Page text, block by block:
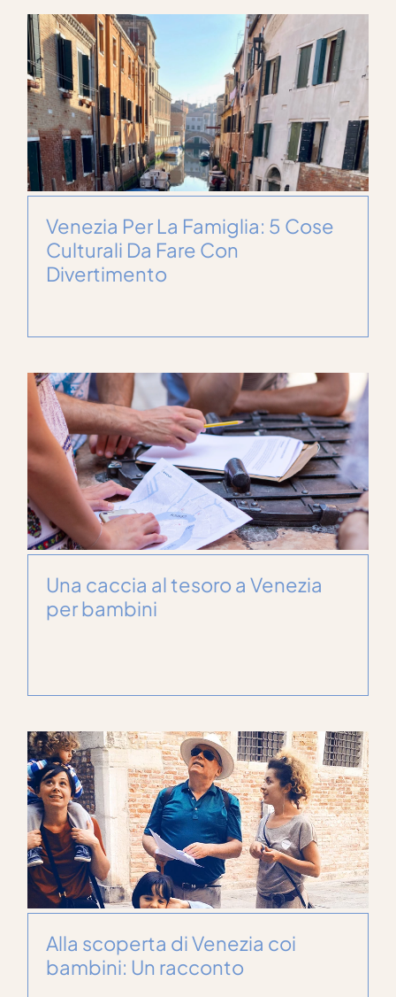
Venezia Per La Famiglia: 5 Cose
Culturali Da Fare Con
Divertimento
Una caccia al tesoro a Venezia
per bambini
Alla scoperta di Venezia coi
bambini: Un racconto